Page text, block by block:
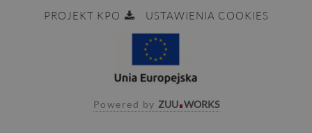
PROJEKT KPO
USTAWIENIA COOKIES
Powered by ZUU WORKS